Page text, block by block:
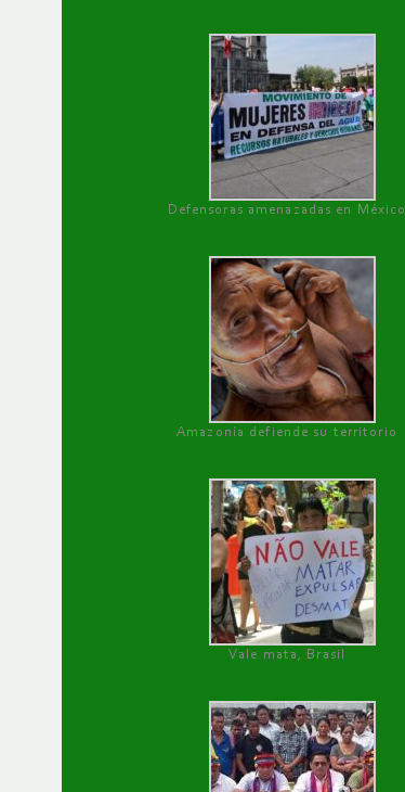
Defensoras amenazadas en México
Amazonía defiende su territorio
Vale mata, Brasil